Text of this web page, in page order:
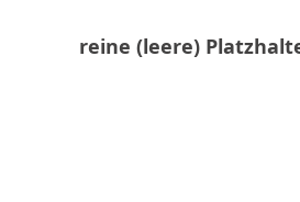
reine (leere)